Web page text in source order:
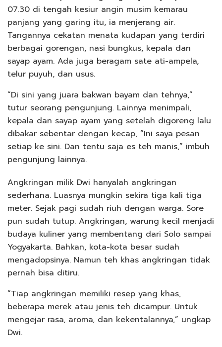
07.30 di tengah kesiur angin musim kemarau
panjang yang garing itu, ia menjerang air.
Tangannya cekatan menata kudapan yang terdiri
berbagai gorengan, nasi bungkus, kepala dan
sayap ayam. Ada juga beragam sate ati-ampela,
telur puyuh, dan usus.
“Di sini yang juara bakwan bayam dan tehnya,”
tutur seorang pengunjung. Lainnya menimpali,
kepala dan sayap ayam yang setelah digoreng lalu
dibakar sebentar dengan kecap, “Ini saya pesan
setiap ke sini. Dan tentu saja es teh manis,” imbuh
pengunjung lainnya.
Angkringan milik Dwi hanyalah angkringan
sederhana. Luasnya mungkin sekira tiga kali tiga
meter. Sejak pagi sudah riuh dengan warga. Sore
pun sudah tutup. Angkringan, warung kecil menjadi
budaya kuliner yang membentang dari Solo sampai
Yogyakarta. Bahkan, kota-kota besar sudah
mengadopsinya. Namun teh khas angkringan tidak
pernah bisa ditiru.
“Tiap angkringan memiliki resep yang khas,
beberapa merek atau jenis teh dicampur. Untuk
mengejar rasa, aroma, dan kekentalannya,” ungkap
Dwi.